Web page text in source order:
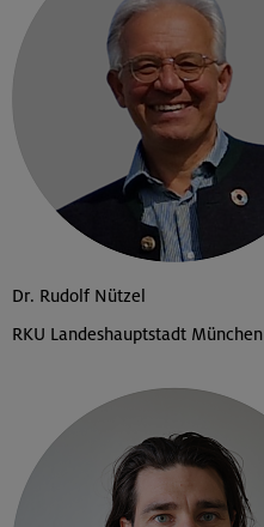
Dr. Rudolf Nützel
RKU Landeshauptstadt München